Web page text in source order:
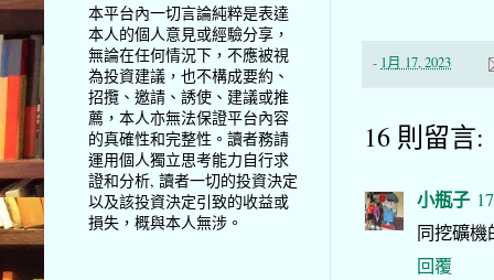
- 1月 17, 2023
16 則留言:
小瓶子
同挖礦機
回覆
本平台內一切言論純粹是表達
本人的個人意見或經驗分享，
無論在任何情況下，不應被視
為投資建議，也不構成要約、
招攬、邀請、誘使、建議或推
薦，本人亦無法保證平台內容
的真確性和完整性。讀者務請
運用個人獨立思考能力自行求
證和分析, 讀者一切的投資決定
以及該投資決定引致的收益或
損失，概與本人無涉。